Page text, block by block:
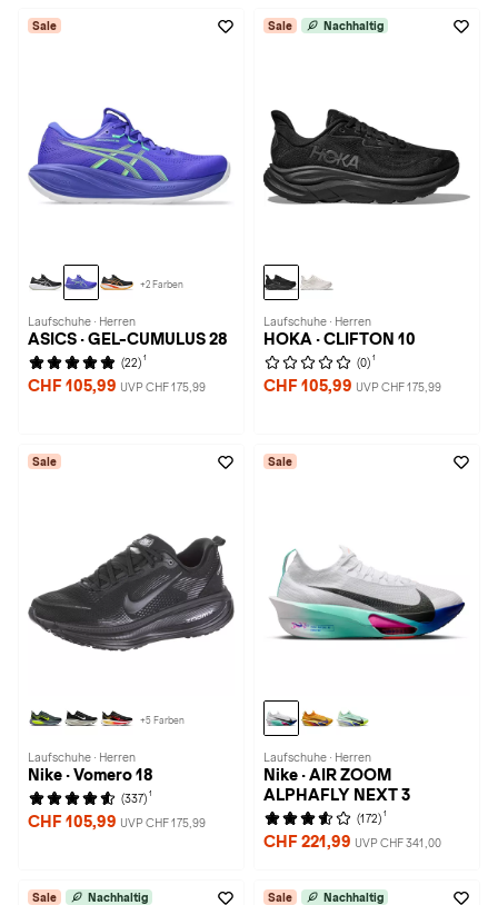
Sale
+2 Farben
Laufschuhe · Herren
ASICS · GEL-CUMULUS 28
(22) 1
CHF 105,99 UVP CHF 175,99
Sale Nachhaltig
Laufschuhe · Herren
HOKA · CLIFTON 10
(0) 1
CHF 105,99 UVP CHF 175,99
Sale
+5 Farben
Laufschuhe · Herren
Nike · Vomero 18
(337) 1
CHF 105,99 UVP CHF 175,99
Sale
Laufschuhe · Herren
Nike · AIR ZOOM
ALPHAFLY NEXT 3
(172) 1
CHF 221,99 UVP CHF 341,00
Sale Nachhaltig Sale Nachhaltig